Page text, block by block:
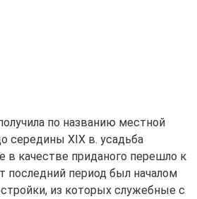
по названию местной
середины XIX в. усадьба
в качестве приданого перешло к
последний период был началом
из которых служебные с